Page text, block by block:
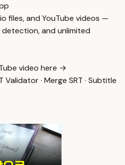
files, and YouTube videos —
detection, and unlimited
video here →
Validator· Merge SRT · Subtitle